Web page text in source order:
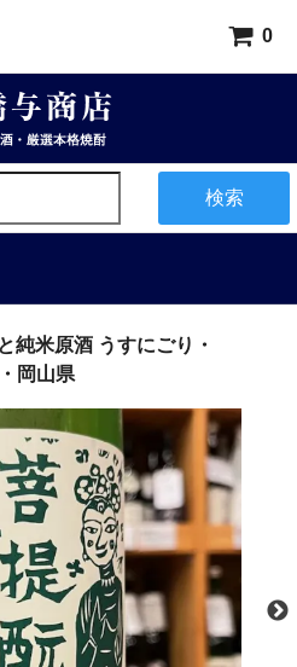
0
検索
純米原酒 うすにごり・
岡山県